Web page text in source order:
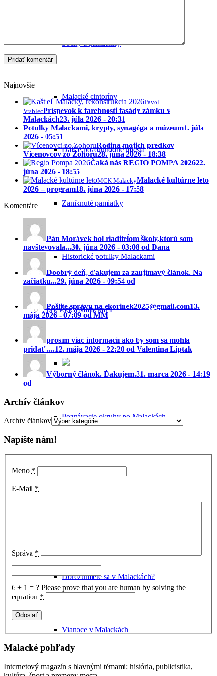
Sochy a pamätníky
Malacké cintoríny
Ďalšie pozoruhodné miesta
Zaniknuté pamiatky
Historické potulky Malackami
Sprievodca Malackami
Poznávacie okruhy po Malackách
Dorozumiete sa v Malackách?
Vianoce v Malackách
Najnovšie
Pavol
VrablecPríspevok k farebnosti fasády zámku v
Malackách23. júla 2026 - 20:31
Potulky Malackami, krypty, synagóga a múzeum1. júla
2026 - 05:51
Rodina mojich predkov
Vícenovcov zo Zohoru28. júna 2026 - 18:38
Čaká nás REGIO POMPA 202622.
júna 2026 - 18:55
MCK MalackyMalacké kultúrne leto
2026 – program18. júna 2026 - 17:58
Komentáre
Pán Morávek bol riaditeĺom školy,ktorú som
navštevovala...30. júna 2026 - 03:08 od Dana
Doobrý deň, ďakujem za zaujímavý článok. Na
začiatku...29. júna 2026 - 09:54 od
Pošlite správu na ekorinek2025@gmail.com13.
mája 2026 - 07:09 od MM
prosím viac informácií ako by som sa mohla
pridať ....12. mája 2026 - 22:20 od Valentina Liptak
Výborný článok. Ďakujem.31. marca 2026 - 14:19
od
Archív článkov
Archív článkov
Napíšte nám!
Meno *
E-Mail *
Správa *
6 + 1 = ? Please prove that you are human by solving the
equation *
Malacké pohľady
Internetový magazín s hlavnými témami: história, publicistika,